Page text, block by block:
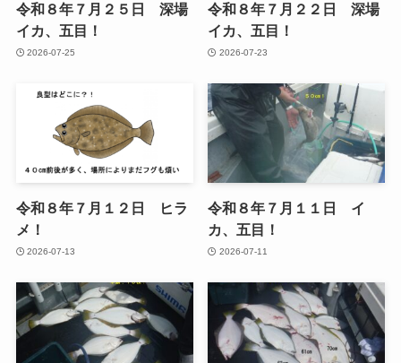
令和８年７月２５日 深場
イカ、五目！
2026-07-25
令和８年７月２２日 深場
イカ、五目！
2026-07-23
令和８年７月１２日 ヒラ
メ！
2026-07-13
令和８年７月１１日 イ
カ、五目！
2026-07-11